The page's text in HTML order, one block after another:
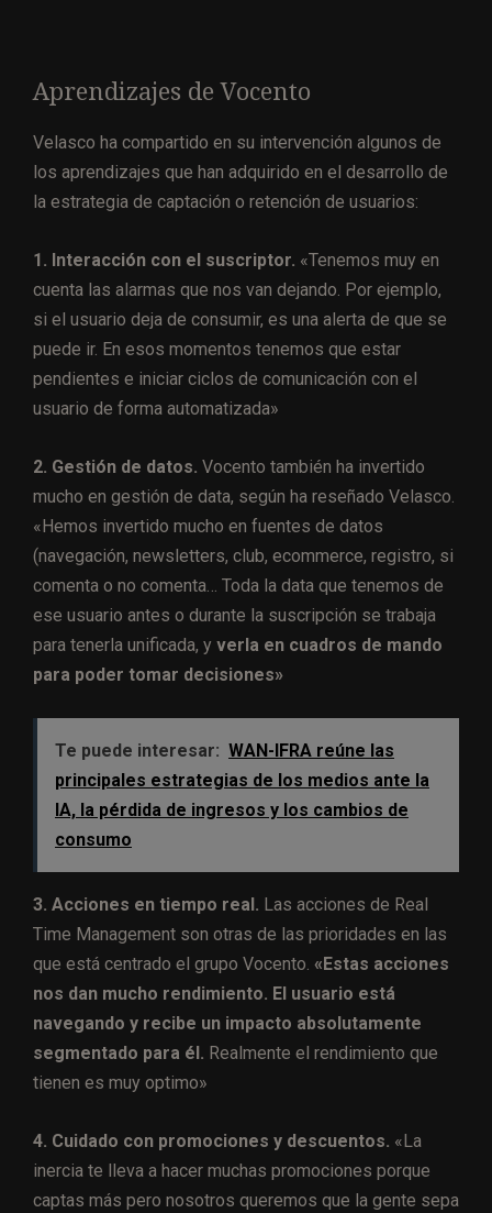
Aprendizajes de Vocento
Velasco ha compartido en su intervención algunos de
los aprendizajes que han adquirido en el desarrollo de
la estrategia de captación o retención de usuarios:
1. Interacción con el suscriptor. «Tenemos muy en
cuenta las alarmas que nos van dejando. Por ejemplo,
si el usuario deja de consumir, es una alerta de que se
puede ir. En esos momentos tenemos que estar
pendientes e iniciar ciclos de comunicación con el
usuario de forma automatizada»
2. Gestión de datos. Vocento también ha invertido
mucho en gestión de data, según ha reseñado Velasco.
«Hemos invertido mucho en fuentes de datos
(navegación, newsletters, club, ecommerce, registro, si
comenta o no comenta… Toda la data que tenemos de
ese usuario antes o durante la suscripción se trabaja
para tenerla unificada, y verla en cuadros de mando
para poder tomar decisiones»
Te puede interesar: WAN-IFRA reúne las
principales estrategias de los medios ante la
IA, la pérdida de ingresos y los cambios de
consumo
3. Acciones en tiempo real. Las acciones de Real
Time Management son otras de las prioridades en las
que está centrado el grupo Vocento. «Estas acciones
nos dan mucho rendimiento. El usuario está
navegando y recibe un impacto absolutamente
segmentado para él. Realmente el rendimiento que
tienen es muy optimo»
4. Cuidado con promociones y descuentos. «La
inercia te lleva a hacer muchas promociones porque
captas más pero nosotros queremos que la gente sepa